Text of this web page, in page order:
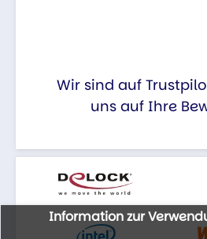
Wir sind auf
uns auf Ihre
Information zur